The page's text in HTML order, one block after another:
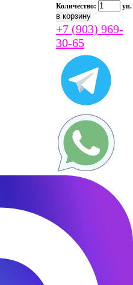
Количество:
уп.
+7 (903) 969-
30-65